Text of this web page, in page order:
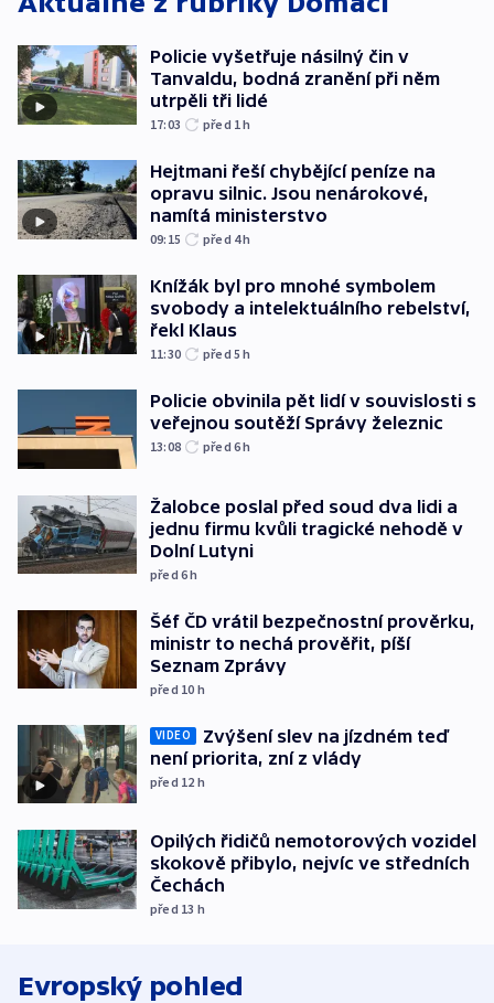
Policie vyšetřuje násilný čin v
Tanvaldu, bodná zranění při něm
utrpěli tři lidé
17:03 před 1h
Hejtmani řeší chybějící peníze na
opravu silnic. Jsou nenárokové,
namítá ministerstvo
09:15 před 4h
Knížák byl pro mnohé symbolem
svobody a intelektuálního rebelství,
řekl Klaus
11:30 před 5h
Policie obvinila pět lidí v souvislosti s
veřejnou soutěží Správy železnic
13:08 před 6h
Žalobce poslal před soud dva lidi a
jednu firmu kvůli tragické nehodě v
Dolní Lutyni
před 6h
Šéf ČD vrátil bezpečnostní prověrku,
ministr to nechá prověřit, píší
Seznam Zprávy
před 10 h
VIDEO
Zvýšení slev na jízdném teď
není priorita, zní z vlády
před 12 h
Opilých řidičů nemotorových vozidel
skokově přibylo, nejvíc ve středních
Čechách
před 13 h
Evropský pohled